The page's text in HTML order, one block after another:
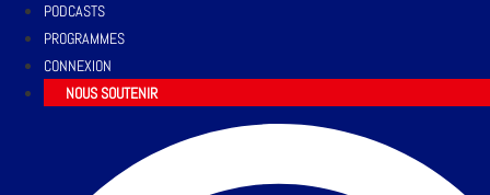
PODCASTS
PROGRAMMES
CONNEXION
NOUS SOUTENIR